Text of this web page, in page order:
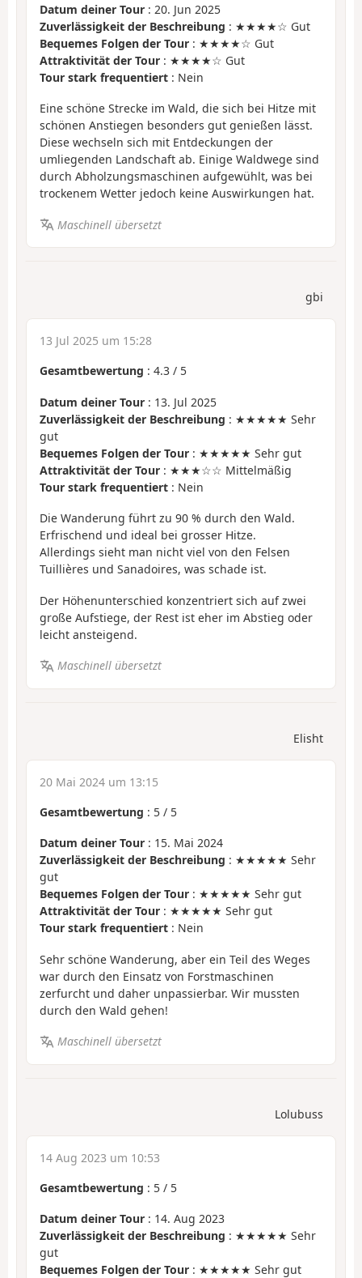
Datum deiner Tour : 20. Jun 2025
Zuverlässigkeit der Beschreibung : ★★★★☆ Gut
Bequemes Folgen der Tour : ★★★★☆ Gut
Attraktivität der Tour : ★★★★☆ Gut
Tour stark frequentiert : Nein
Eine schöne Strecke im Wald, die sich bei Hitze mit
schönen Anstiegen besonders gut genießen lässt.
Diese wechseln sich mit Entdeckungen der
umliegenden Landschaft ab. Einige Waldwege sind
durch Abholzungsmaschinen aufgewühlt, was bei
trockenem Wetter jedoch keine Auswirkungen hat.
Maschinell übersetzt
gbi
13 Jul 2025 um 15:28
Gesamtbewertung : 4.3 / 5
Datum deiner Tour : 13. Jul 2025
Zuverlässigkeit der Beschreibung : ★★★★★ Sehr
gut
Bequemes Folgen der Tour : ★★★★★ Sehr gut
Attraktivität der Tour : ★★★☆☆ Mittelmäßig
Tour stark frequentiert : Nein
Die Wanderung führt zu 90 % durch den Wald.
Erfrischend und ideal bei grosser Hitze.
Allerdings sieht man nicht viel von den Felsen
Tuillières und Sanadoires, was schade ist.
Der Höhenunterschied konzentriert sich auf zwei
große Aufstiege, der Rest ist eher im Abstieg oder
leicht ansteigend.
Maschinell übersetzt
Elisht
20 Mai 2024 um 13:15
Gesamtbewertung : 5 / 5
Datum deiner Tour : 15. Mai 2024
Zuverlässigkeit der Beschreibung : ★★★★★ Sehr
gut
Bequemes Folgen der Tour : ★★★★★ Sehr gut
Attraktivität der Tour : ★★★★★ Sehr gut
Tour stark frequentiert : Nein
Sehr schöne Wanderung, aber ein Teil des Weges
war durch den Einsatz von Forstmaschinen
zerfurcht und daher unpassierbar. Wir mussten
durch den Wald gehen!
Maschinell übersetzt
Lolubuss
14 Aug 2023 um 10:53
Gesamtbewertung : 5 / 5
Datum deiner Tour : 14. Aug 2023
Zuverlässigkeit der Beschreibung : ★★★★★ Sehr
gut
Bequemes Folgen der Tour : ★★★★★ Sehr gut